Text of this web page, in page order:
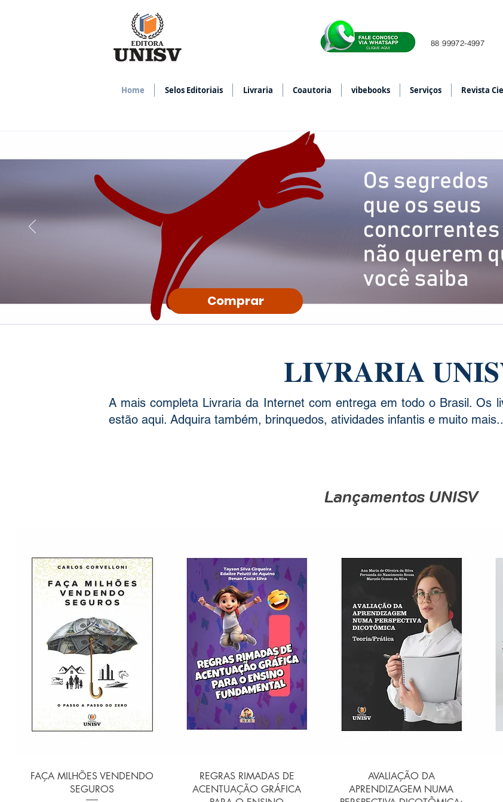
88 99972-4997
Home Selos Editoriais Livraria Coautoria vibebooks Serviços Revista
Comprar
LIVRARIA
A mais completa Livraria da Internet com entrega em todo o Brasil. Os
estão aqui. Adquira também, brinquedos, atividades infantis e muito
Lançamentos UNISV
Visualização rápida
FAÇA MILHÕES VENDENDO
SEGUROS
Visualização rápida
REGRAS RIMADAS DE
ACENTUAÇÃO GRÁFICA
Visualização rápida
AVALIAÇÃO DA
APRENDIZAGEM NUMA